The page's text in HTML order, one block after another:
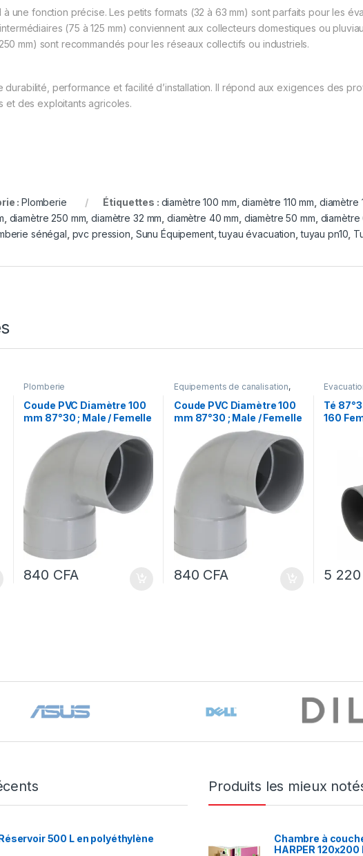
une fonction précise. Les petits formats (32 à 63 mm) sont parfaits pour les
(75 à 125 mm) conviennent aux collecteurs domestiques ou
mm) sont recommandés pour les réseaux collectifs ou industriels.
durabilité, performance et facilité d’installation. Il répond aux exigences des
et des exploitants agricoles.
: Plomberie Étiquettes : diamètre 100 mm ,diamètre 110 mm diamètre
diamètre 250 mm ,diamètre 32 mm diamètre 40 mm diamètre 50 mm diamètre
sénégal pvc pression Sunu Équipement,tuyau évacuation ,tuyau pn10
Plomberie
Coude PVC Diamètre 100
mm 87°30 ; Male / Femelle
840 CFA
Equipements de canalisation,
Coude PVC Diamètre 100
mm 87°30 ; Male / Femelle
840 CFA
Té
160
5 220
500 L en polyéthylène
Produits les mieux
Chambre à
HARPER